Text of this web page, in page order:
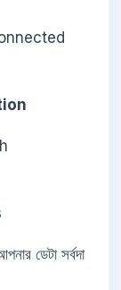
ডেটা সর্বদা